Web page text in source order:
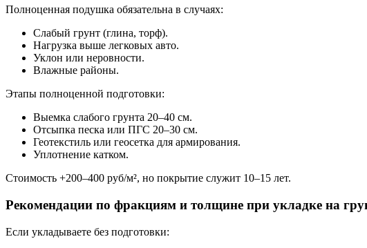
Полноценная подушка обязательна в случаях:
Слабый грунт (глина, торф).
Нагрузка выше легковых авто.
Уклон или неровности.
Влажные районы.
Этапы полноценной подготовки:
Выемка слабого грунта 20–40 см.
Отсыпка песка или ПГС 20–30 см.
Геотекстиль или геосетка для армирования.
Уплотнение катком.
Стоимость +200–400 руб/м², но покрытие служит 10–15 лет.
Рекомендации по фракциям и толщине при укладке на
Если укладываете без подготовки: